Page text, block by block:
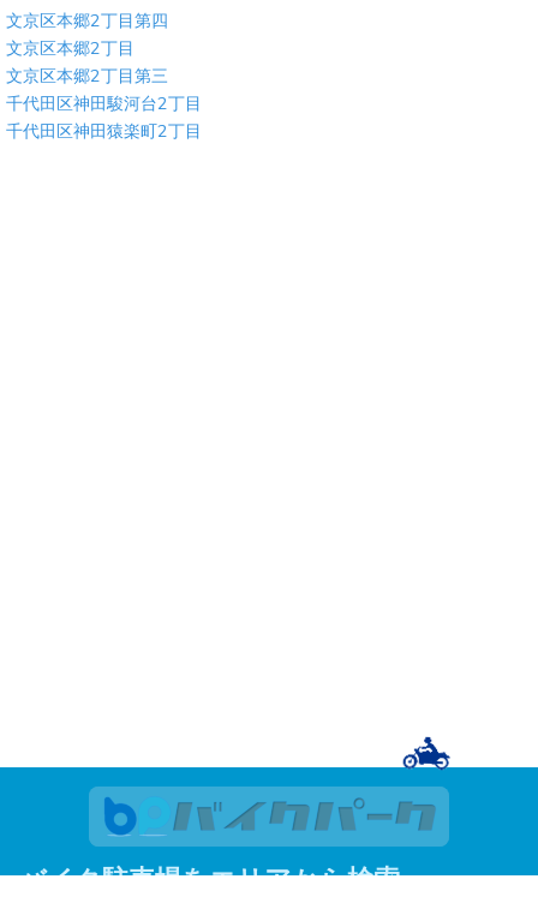
文京区本郷2丁目第四
文京区本郷2丁目
文京区本郷2丁目第三
千代田区神田駿河台2丁目
千代田区神田猿楽町2丁目
バイク駐車場をエリアから検索